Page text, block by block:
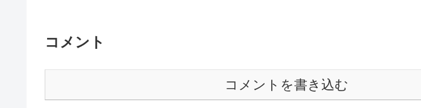
コメント
コメントを書き込む